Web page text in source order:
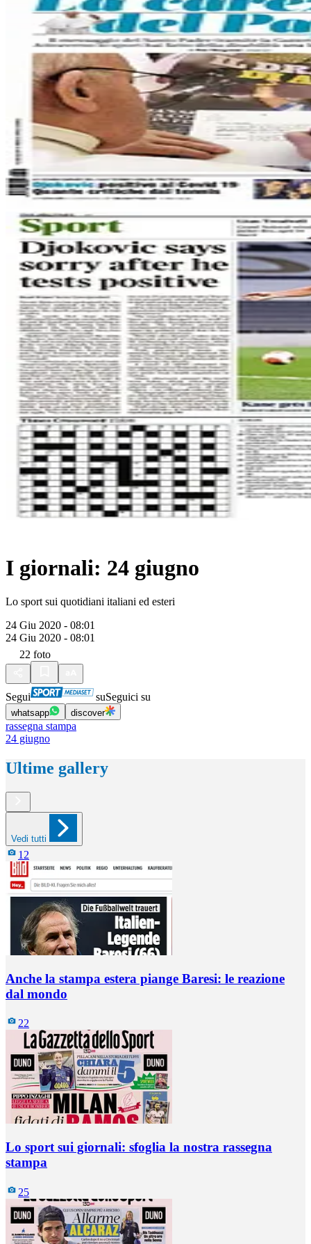
I giornali: 24 giugno
Lo sport sui quotidiani italiani ed esteri
24 Giu 2020 - 08:01
24 Giu 2020 - 08:01
22 foto
Segui suSeguici su
whatsapp discover
rassegna stampa
24 giugno
Ultime gallery
Vedi tutti
12
Anche la stampa estera piange Baresi: le reazione
dal mondo
22
Lo sport sui giornali: sfoglia la nostra rassegna
stampa
25